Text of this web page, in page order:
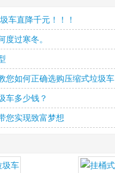
车直降千元！！！
度过寒冬。
您如何正确选购压缩式垃圾车
车多少钱？
您实现致富梦想